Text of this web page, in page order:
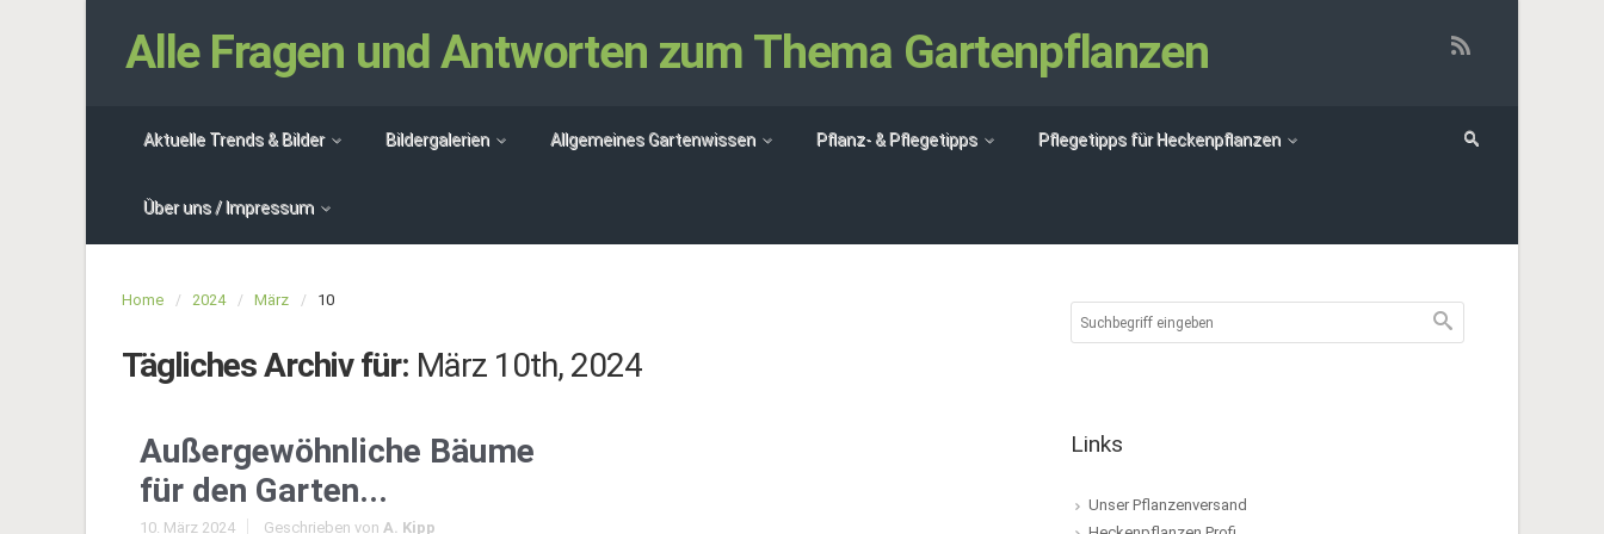
Alle Fragen und Antworten zum Thema Gartenpflanzen
Aktuelle Trends & Bilder Bildergalerien Allgemeines Gartenwissen Pflanz- & Pflegetipps Pflegetipps für Heckenpflanzen
Über uns / Impressum
Home 2024 März 10
Tägliches Archiv für: März 10th, 2024
Außergewöhnliche Bäume
für den Garten...
10. März 2024 Geschrieben von A. Kipp
Links
Unser Pflanzenversand